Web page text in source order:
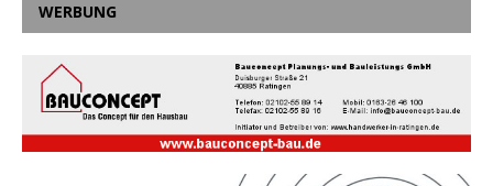
WERBUNG